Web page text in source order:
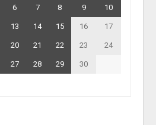
6 7 8 9 10
13 14 15 16 17
20 21 22 23 24
27 28 29
30